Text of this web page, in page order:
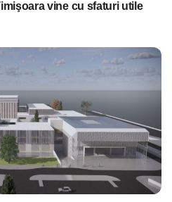
vine cu sfaturi utile